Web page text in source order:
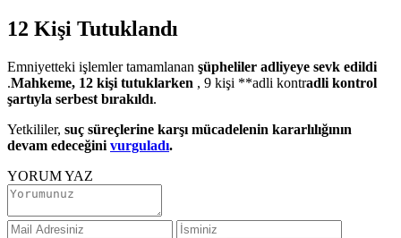
12 Kişi Tutuklandı
Emniyetteki işlemler tamamlanan şüpheliler adliyeye sevk edildi
.Mahkeme, 12 kişi tutuklarken , 9 kişi **adli kontradli kontrol
şartıyla serbest bırakıldı.
Yetkililer, suç süreçlerine karşı mücadelenin kararlılığının
devam edeceğini vurguladı.
YORUM YAZ